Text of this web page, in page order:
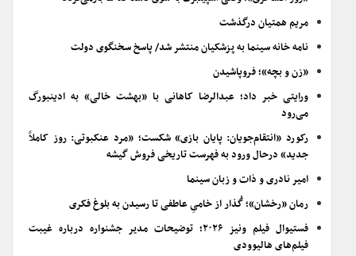
مریم همتیان درگذشت
نامه خانه سینما به پزشکیان منتشر شد/ پاسخ سخنگوی دولت
«زن و بچه»؛ فروپاشیدن
ورایتی خبر داد؛ عبدالرضا کاهانی با «بهشت خالی» به ادینبورگ
می‌رود
رکورد «انتقام‌جویان: پایان بازی» شکست؛ «مرد عنکبوتی: روز کاملاً
جدید» درحال ورود به فهرست تاریخی فروش گیشه
امیر نادری و ذات و زبان سینما
رمان «رخشان»؛ گُذار از خامیِ عاطفی تا رسیدن به بلوغ فکری
فستیوال فیلم ونیز ۲۰۲۶؛ توضیحات مدیر جشنواره درباره غیبت
فیلم‌های هالیوودی